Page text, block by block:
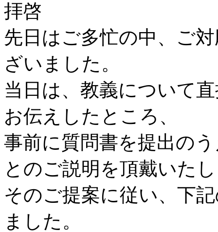
拝啓
先日はご多忙の中、ご
ざいました。
当日は、教義について
お伝えしたところ、
事前に質問書を提出の
とのご説明を頂戴いた
そのご提案に従い、下
ました。